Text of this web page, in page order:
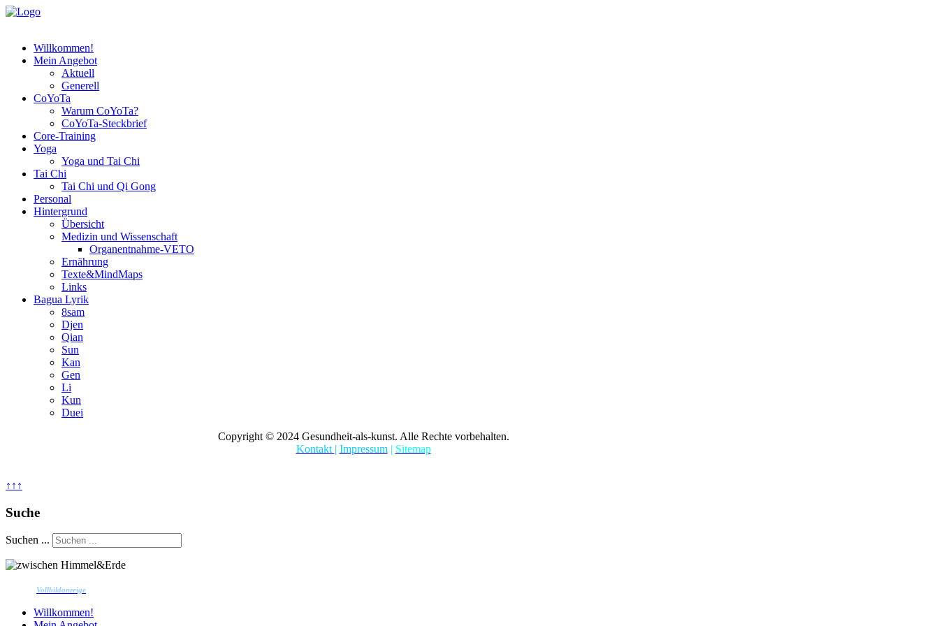
Willkommen!
Mein Angebot
Aktuell
Generell
CoYoTa
Warum CoYoTa?
CoYoTa-Steckbrief
Core-Training
Yoga
Yoga und Tai Chi
Tai Chi
Tai Chi und Qi Gong
Personal
Hintergrund
Übersicht
Medizin und Wissenschaft
Organentnahme-VETO
Ernährung
Texte&MindMaps
Links
Bagua Lyrik
8sam
Djen
Qian
Sun
Kan
Gen
Li
Kun
Duei
Copyright © 2024 Gesundheit-als-kunst. Alle Rechte vorbehalten.
Kontakt | Impressum | Sitemap
↑↑↑
Suche
Suchen ...
Vollbildanzeige
Willkommen!